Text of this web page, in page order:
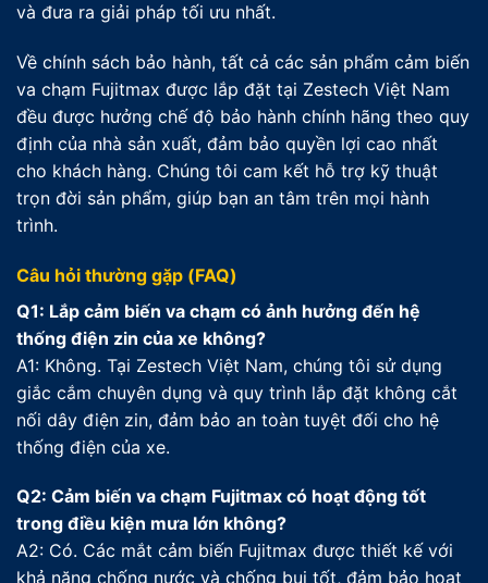
và đưa ra giải pháp tối ưu nhất.
Về chính sách bảo hành, tất cả các sản phẩm cảm biến
va chạm Fujitmax được lắp đặt tại Zestech Việt Nam
đều được hưởng chế độ bảo hành chính hãng theo quy
định của nhà sản xuất, đảm bảo quyền lợi cao nhất
cho khách hàng. Chúng tôi cam kết hỗ trợ kỹ thuật
trọn đời sản phẩm, giúp bạn an tâm trên mọi hành
trình.
Câu hỏi thường gặp (FAQ)
Q1: Lắp cảm biến va chạm có ảnh hưởng đến hệ
thống điện zin của xe không?
A1: Không. Tại Zestech Việt Nam, chúng tôi sử dụng
giắc cắm chuyên dụng và quy trình lắp đặt không cắt
nối dây điện zin, đảm bảo an toàn tuyệt đối cho hệ
thống điện của xe.
Q2: Cảm biến va chạm Fujitmax có hoạt động tốt
trong điều kiện mưa lớn không?
A2: Có. Các mắt cảm biến Fujitmax được thiết kế với
khả năng chống nước và chống bụi tốt, đảm bảo hoạt